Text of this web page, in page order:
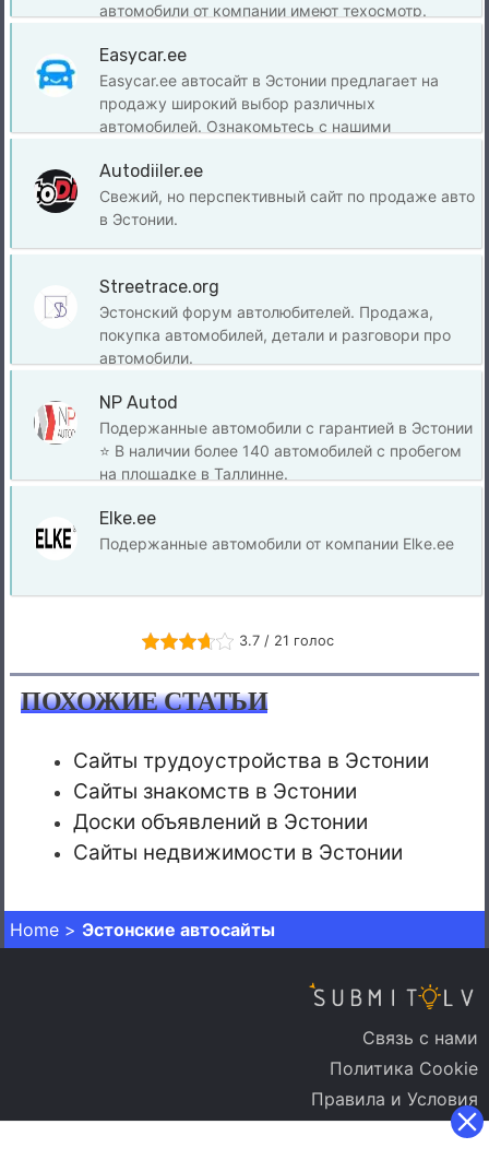
автомобили от компании имеют техосмотр.
покупкой на месте в Таллине, Тарту и Пярну.
Easycar.ee
Easycar.ее автосайт в Эстонии предлагает на
продажу широкий выбор различных
автомобилей. Ознакомьтесь с нашими
подержанный автомобиль.
Autodiiler.ee
Свежий, но перспективный сайт по продаже авто
в Эстонии.
Streetrace.org
Эстонский форум автолюбителей. Продажа,
покупка автомобилей, детали и разговори про
автомобили.
NP Autod
Подержанные автомобили с гарантией в Эстонии
⭐ В наличии более 140 автомобилей с пробегом
на площадке в Таллинне.
Elke.ee
Подержанные автомобили от компании Elke.ee
3.7 / 21 голос
ПОХОЖИЕ СТАТЬИ
Сайты трудоустройства в Эстонии
Сайты знакомств в Эстонии
Доски объявлений в Эстонии
Сайты недвижимости в Эстонии
Home > Эстонские автосайты
Связь с нами
Политика Cookie
Правила и Условия
Политика Конфиденциальности